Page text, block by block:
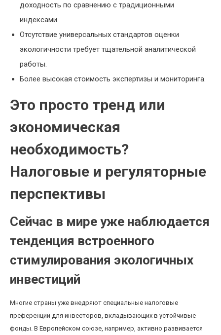
доходность по сравнению с традиционными
индексами.
Отсутствие универсальных стандартов оценки
экологичности требует тщательной аналитической
работы.
Более высокая стоимость экспертизы и мониторинга.
Это просто тренд или
экономическая
необходимость?
Налоговые и регуляторные
перспективы
Сейчас в мире уже наблюдается
тенденция встроенного
стимулирования экологичных
инвестиций
Многие страны уже внедряют специальные налоговые
преференции для инвесторов, вкладывающих в устойчивые
фонды. В Европейском союзе, например, активно развивается